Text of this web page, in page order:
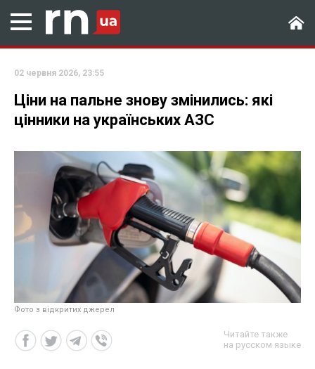
02 червня 2026, 23:55
Ціни на пальне знову змінились: які
цінники на українських АЗС
Фото з відкритих джерел
Читайте также
на русском языке